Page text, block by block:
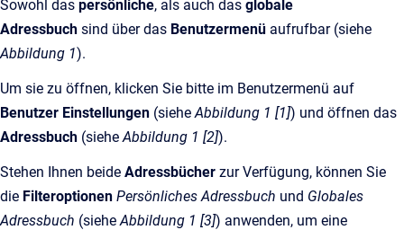
Sowohl das persönliche, als auch das globale
Adressbuch sind über das Benutzermenü aufrufbar (siehe
Abbildung 1).
Um sie zu öffnen, klicken Sie bitte im Benutzermenü auf
Benutzer Einstellungen (sieheAbbildung 1 [1]) und öffnen das
Adressbuch (sieheAbbildung 1 [2]).
Stehen Ihnen beide Adressbücher zur Verfügung, können Sie
die Filteroptionen Persönliches Adressbuch und Globales
Adressbuch (sieheAbbildung 1 [3]) anwenden, um eine